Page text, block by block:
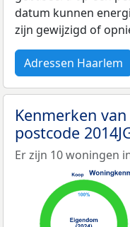
datum kunnen
zijn gewijzigd of
Adressen Haarlem
Kenmerken
postcode
Er zijn 10 woningen